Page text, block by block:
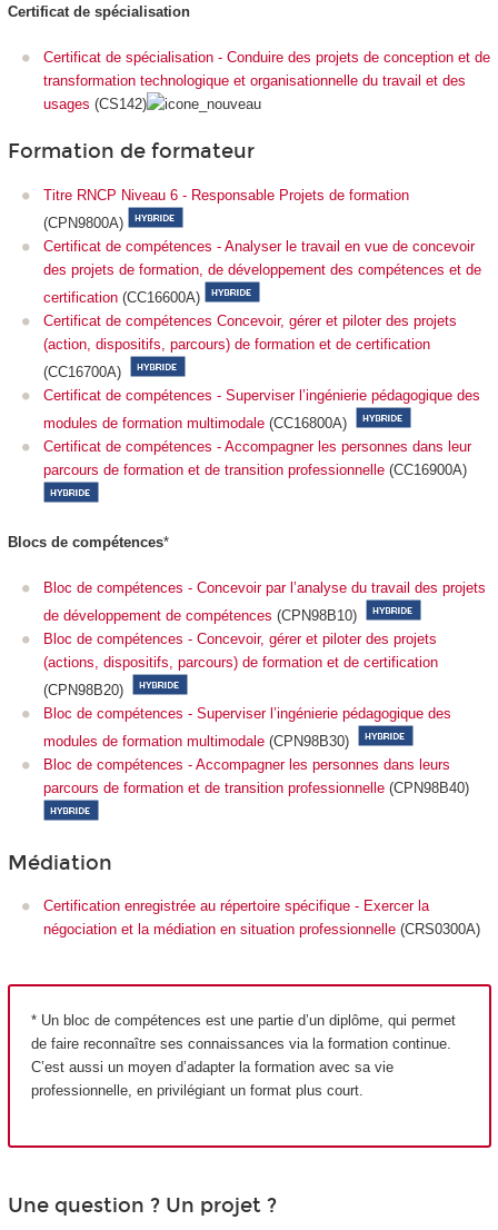
Certificat de spécialisation
Certificat de spécialisation - Conduire des projets de conception et de
transformation technologique et organisationnelle du travail et des
usages (CS142)
Formation de formateur
Titre RNCP Niveau 6 - Responsable Projets de formation
(CPN9800A)
Certificat de compétences - Analyser le travail en vue de concevoir
des projets de formation, de développement des compétences et de
certification (CC16600A)
Certificat de compétences Concevoir, gérer et piloter des projets
(action, dispositifs, parcours) de formation et de certification
(CC16700A)
Certificat de compétences - Superviser l’ingénierie pédagogique des
modules de formation multimodale (CC16800A)
Certificat de compétences - Accompagner les personnes dans leur
parcours de formation et de transition professionnelle (CC16900A)
Blocs de compétences*
Bloc de compétences - Concevoir par l’analyse du travail des projets
de développement de compétences (CPN98B10)
Bloc de compétences - Concevoir, gérer et piloter des projets
(actions, dispositifs, parcours) de formation et de certification
(CPN98B20)
Bloc de compétences - Superviser l’ingénierie pédagogique des
modules de formation multimodale (CPN98B30)
Bloc de compétences - Accompagner les personnes dans leurs
parcours de formation et de transition professionnelle (CPN98B40)
Médiation
Certification enregistrée au répertoire spécifique - Exercer la
négociation et la médiation en situation professionnelle (CRS0300A)
* Un bloc de compétences est une partie d’un diplôme, qui permet
de faire reconnaître ses connaissances via la formation continue.
C’est aussi un moyen d’adapter la formation avec sa vie
professionnelle, en privilégiant un format plus court.
Une question ? Un projet ?